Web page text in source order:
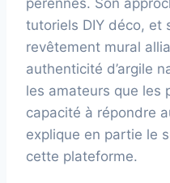
pérennes. Son
tutoriels DIY déco, et
revêtement mural
authenticité d’argile
les amateurs que les
capacité à répondre
explique en partie le
cette plateforme.